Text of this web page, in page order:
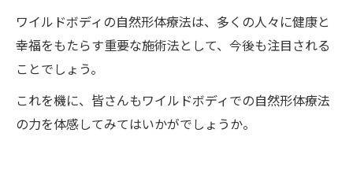
脳脊髄液減少症克服のリアルストーリー
ワイルドボディの整体治療を受けた患者の
ビフォーアフター
家族と共に取り組む自然形体療法の効果
健康を取り戻した後の生活の変化
ワイルドボディの自然形体療法は、多くの人々に健康と
幸福をもたらす重要な施術法として、今後も注目される
ことでしょう。
これを機に、皆さんもワイルドボディでの自然形体療法
の力を体感してみてはいかがでしょうか。